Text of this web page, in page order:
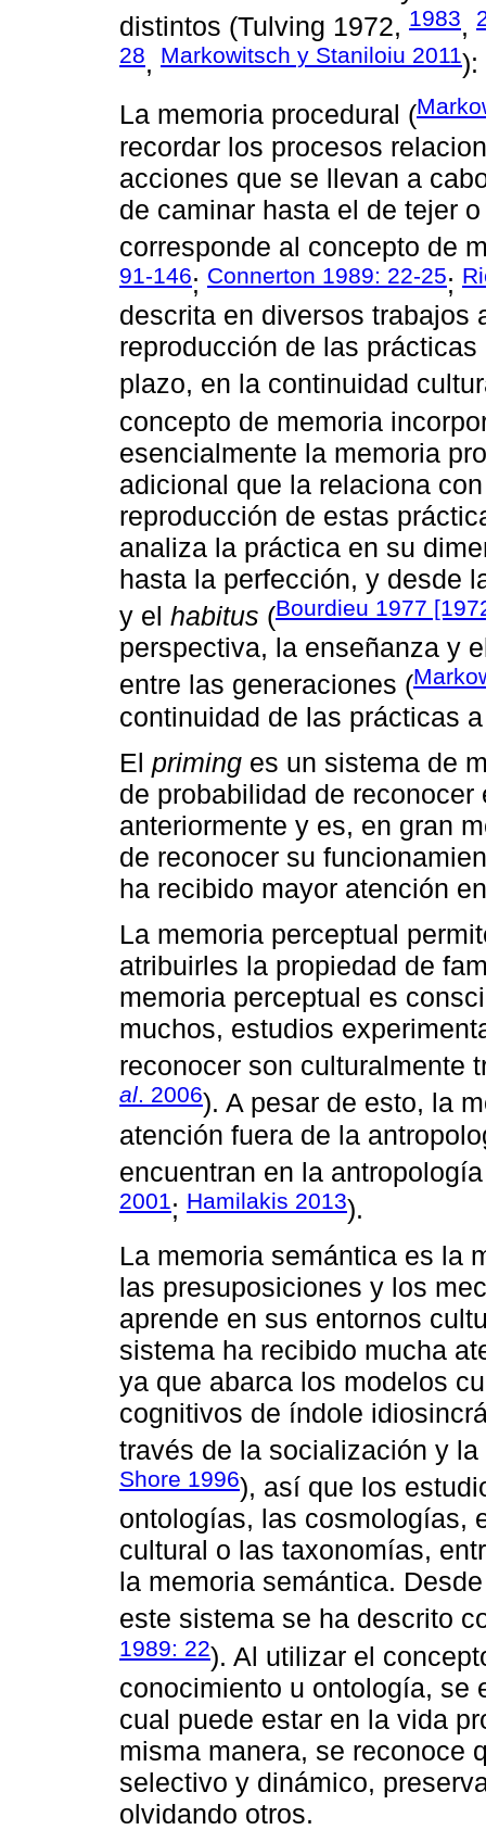
distintos (Tulving 1972, 1983,
28, Markowitsch y Staniloiu 2011):
La memoria procedural (
recordar los procesos
acciones que se llevan a
de caminar hasta el de tejer
corresponde al concepto de
91-146; Connerton 1989: 22-25;
descrita en diversos trabajos
reproducción de las
plazo, en la continuidad
concepto de memoria
esencialmente la memoria
adicional que la relaciona
reproducción de estas
analiza la práctica en su
hasta la perfección, y desde
y el habitus (Bourdieu 1977
perspectiva, la enseñanza y
entre las generaciones (
continuidad de las prácticas
El priming es un sistema de
de probabilidad de
anteriormente y es, en gran
de reconocer su
ha recibido mayor atención
La memoria perceptual
atribuirles la propiedad de
memoria perceptual es
muchos, estudios
reconocer son culturalmente
al. 2006). A pesar de esto, la
atención fuera de la
encuentran en la
2001; Hamilakis 2013).
La memoria semántica es la
las presuposiciones y los
aprende en sus entornos
sistema ha recibido mucha
ya que abarca los modelos
cognitivos de índole
través de la socialización y
Shore 1996), así que los
ontologías, las cosmologías,
cultural o las taxonomías,
la memoria semántica.
este sistema se ha descrito
1989: 22). Al utilizar el
conocimiento u ontología, se
cual puede estar en la vida
misma manera, se reconoce
selectivo y dinámico,
olvidando otros.